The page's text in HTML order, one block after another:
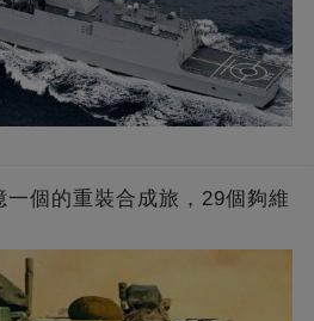
個的重裝合成旅，29個夠維